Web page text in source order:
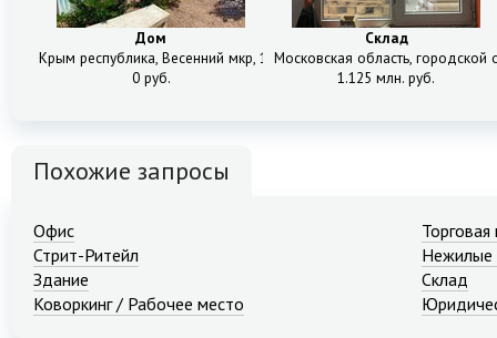
Дом
Крым республика, Весенний мкр, 14
0 руб.
Склад
Московская область, городской
1.125 млн. руб.
Похожие запросы
Офис
Стрит-Ритейл
Нежилые
Здание
Склад
Коворкинг / Рабочее место